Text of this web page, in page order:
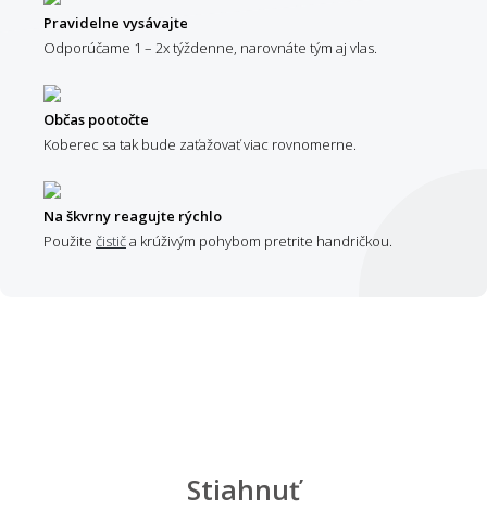
Pravidelne vysávajte
Odporúčame 1 – 2x týždenne, narovnáte tým aj vlas.
Občas pootočte
Koberec sa tak bude zaťažovať viac rovnomerne.
Na škvrny reagujte rýchlo
Použite čističa krúživým pohybom pretrite handričkou.
Stiahnuť